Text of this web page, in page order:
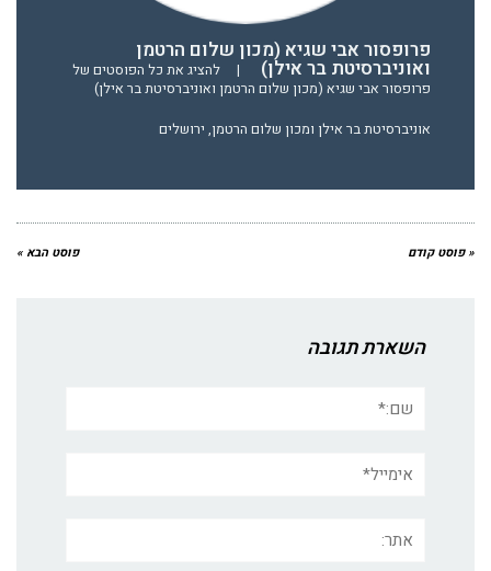
פרופסור אבי שגיא (מכון שלום הרטמן
ואוניברסיטת בר אילן) |
להציג את כל הפוסטים של
פרופסור אבי שגיא (מכון שלום הרטמן ואוניברסיטת בר אילן)
אוניברסיטת בר אילן ומכון שלום הרטמן, ירושלים
« פוסט קודם פוסט הבא »
השארת תגובה